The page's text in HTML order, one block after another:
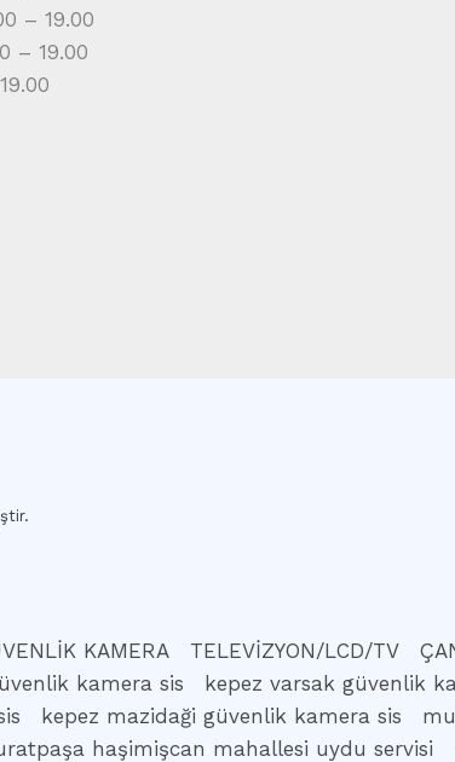
– 19.00
– 19.00
KAMERA TELEVİZYON/LCD/TV
kamera sis kepez varsak güvenlik
kepez mazidaği güvenlik kamera sis
haşimişcan mahallesi uydu servisi